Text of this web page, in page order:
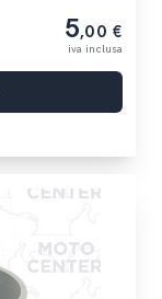
5,00 €
iva inclusa